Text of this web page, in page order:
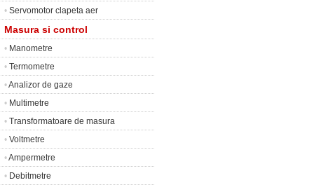
• Servomotor clapeta aer
Masura si control
• Manometre
• Termometre
•Analizor de gaze
• Multimetre
• Transformatoare de masura
• Voltmetre
•Ampermetre
• Debitmetre